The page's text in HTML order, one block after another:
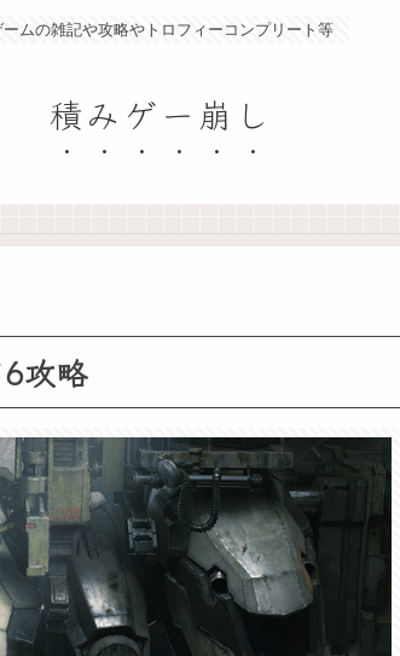
ームの雑記や攻略やトロフィーコンプリート等
積みゲー崩し
攻略